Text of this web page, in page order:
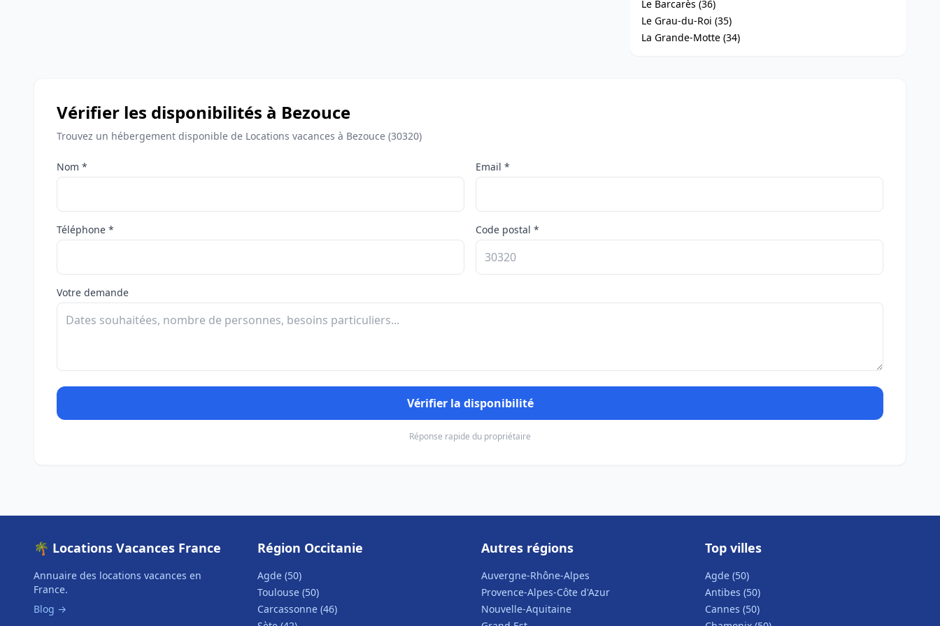
Le Barcarès (36)
Le Grau-du-Roi (35)
La Grande-Motte (34)
Vérifier les disponibilités à Bezouce
Trouvez un hébergement disponible de Locations vacances à Bezouce (30320)
Nom * Email *
Téléphone * Code postal *
Votre demande
Vérifier la disponibilité
Réponse rapide du propriétaire
🌴 Locations Vacances France
Annuaire des locations vacances en
France.
Blog →
Région Occitanie
Agde (50)
Toulouse (50)
Carcassonne (46)
Autres régions
Auvergne-Rhône-Alpes
Provence-Alpes-Côte d'Azur
Nouvelle-Aquitaine
Top villes
Agde (50)
Antibes (50)
Cannes (50)